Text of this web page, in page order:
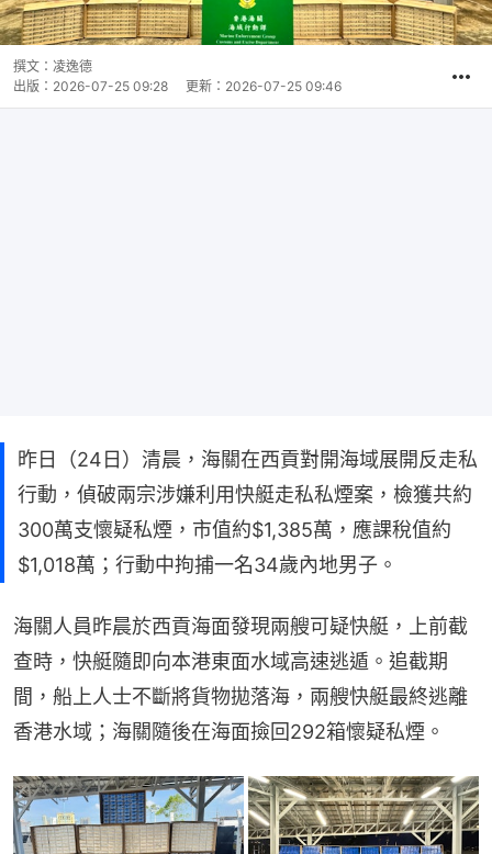
撰文： 凌逸德
出版： 2026-07-25 09:28 更新： 2026-07-25 09:46
昨日（24日）清晨，海關在西貢對開海域展開反走私
行動，偵破兩宗涉嫌利用快艇走私私煙案，檢獲共約
300萬支懷疑私煙，市值約$1,385萬，應課稅值約
$1,018萬；行動中拘捕一名34歲內地男子。
海關人員昨晨於西貢海面發現兩艘可疑快艇，上前截
查時，快艇隨即向本港東面水域高速逃遁。追截期
間，船上人士不斷將貨物拋落海，兩艘快艇最終逃離
香港水域；海關隨後在海面撿回292箱懷疑私煙。